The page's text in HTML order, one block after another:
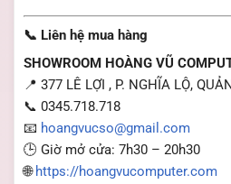
📞 Liên hệ mua hàng
SHOWROOM HOÀNG VŨ
📍 377 LÊ LỢI , P. NGHĨA LỘ,
📞 0345.718.718
📧 hoangvucso@gmail.com
🕒 Giờ mở cửa: 7h30 – 20h30
🌐 https://hoangvucomputer.com